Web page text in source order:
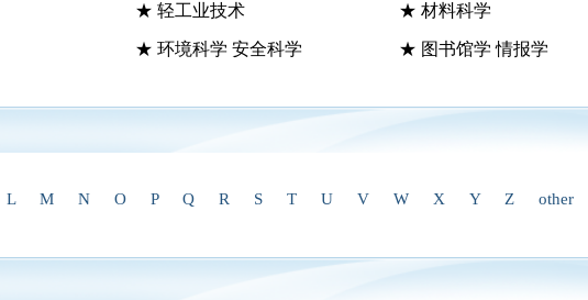
★ 轻工业技术 ★ 材料科学
★ 环境科学 安全科学 ★ 图书馆学 情报学
L M N O P Q R S T U V W X Y Z other